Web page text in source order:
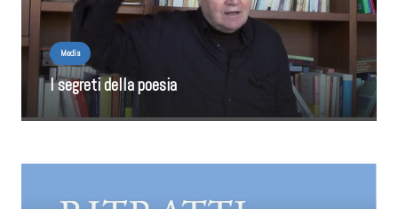
Media
I segreti della poesia